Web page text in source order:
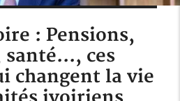
: Pensions,
ces
changent la vie